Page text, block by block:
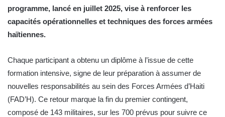
programme, lancé en juillet 2025, vise à renforcer les
capacités opérationnelles et techniques des forces armées
haïtiennes.
Chaque participant a obtenu un diplôme à l’issue de cette
formation intensive, signe de leur préparation à assumer de
nouvelles responsabilités au sein des Forces Armées d’Haiti
(FAD’H). Ce retour marque la fin du premier contingent,
composé de 143 militaires, sur les 700 prévus pour suivre ce